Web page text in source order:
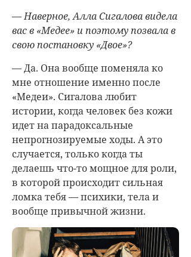
— Наверное, Алла Сигалова видела
вас в «Медее» и поэтому позвала в
свою постановку «Двое»?
— Да. Она вообще поменяла ко
мне отношение именно после
«Медеи». Сигалова любит
истории, когда человек без кожи
идет на парадоксальные
непрогнозируемые ходы. А это
случается, только когда ты
делаешь что-то мощное для роли,
в которой происходит сильная
ломка тебя — психики, тела и
вообще привычной жизни.